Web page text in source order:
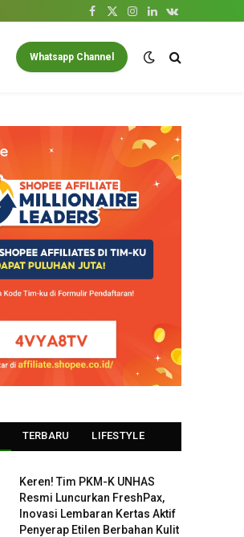
Facebook
X
Instagram
LinkedInVKontakte
Whatsapp Channel
TERBARU LIFESTYLE
Keren! Tim PKM-K UNHAS
Resmi Luncurkan FreshPax,
Inovasi Lembaran Kertas Aktif
Penyerap Etilen Berbahan Kulit